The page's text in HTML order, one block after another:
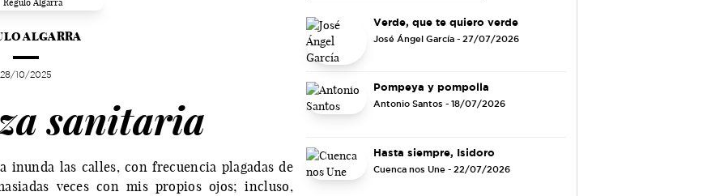
ALGARRA
28/10/2025
sanitaria
inunda las calles, con frecuencia plagadas de
veces con mis propios ojos; incluso,
Verde, que te quiero verde
José Ángel García- 27/07/2026
Pompeya y pompolla
Antonio Santos - 18/07/2026
Hasta siempre, Isidoro
Cuenca nos Une- 22/07/2026